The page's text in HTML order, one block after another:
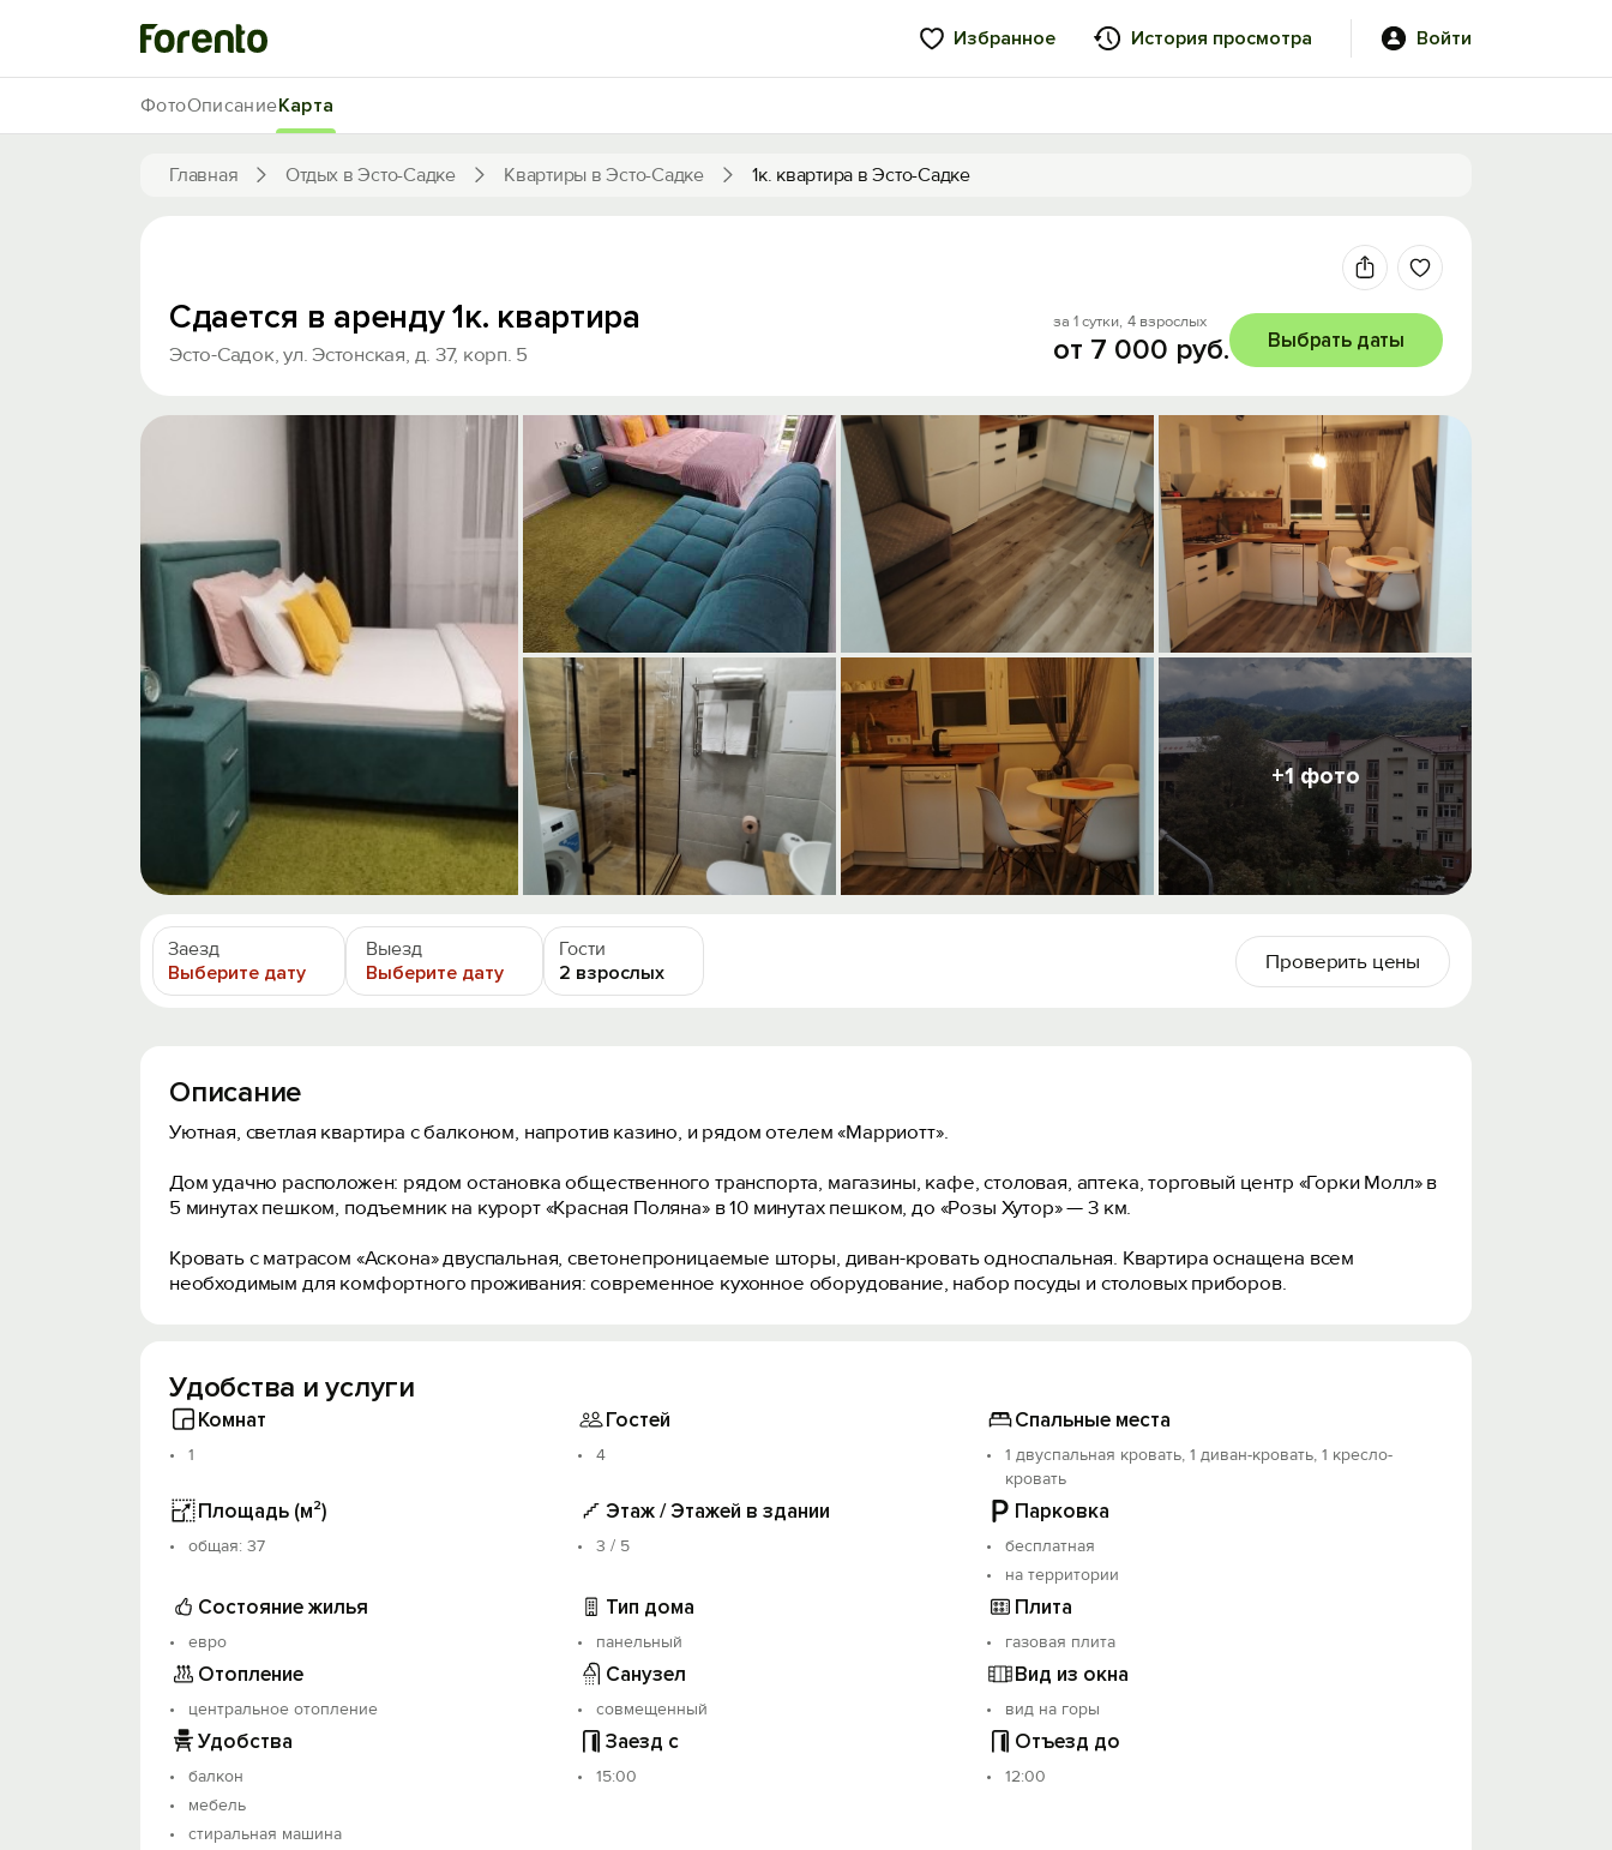
Избранное История просмотра Войти
Главная Отдых в Эсто-Садке Квартиры в Эсто-Садке 1к. квартира в Эсто-Садке
ФотоОписаниеКарта
+1 фото
Сдается в аренду 1к. квартира
Эсто-Садок, ул. Эстонская, д. 37, корп. 5
за 1 сутки, 4 взрослых
от 7 000 руб. Выбрать даты
Заезд
Выберите дату
Выезд
Выберите дату
Гости
2 взрослых
Проверить цены
Описание
Уютная, светлая квартира с балконом, напротив казино, и рядом отелем «Марриотт».
Дом удачно расположен: рядом остановка общественного транспорта, магазины, кафе, столовая, аптека, торговый центр «Горки Молл» в
5 минутах пешком, подъемник на курорт «Красная Поляна» в 10 минутах пешком, до «Розы Хутор» — 3 км.
Кровать с матрасом «Аскона» двуспальная, светонепроницаемые шторы, диван-кровать односпальная. Квартира оснащена всем
необходимым для комфортного проживания: современное кухонное оборудование, набор посуды и столовых приборов.
Удобства и услуги
Комнат
1
Гостей
4
Спальные места
1 двуспальная кровать, 1 диван-кровать, 1 кресло-
кровать
Площадь (м²)
oбщая: 37
Этаж / Этажей в здании
3 / 5
Парковка
бесплатная
на территории
Состояние жилья
евро
Тип дома
панельный
Плита
газовая плита
Отопление
центральное отопление
Санузел
совмещенный
Вид из окна
вид на горы
Удобства
балкон
мебель
стиральная машина
Заезд с
15:00
Отъезд до
12:00